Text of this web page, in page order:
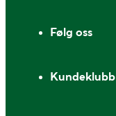
Følg oss
Kundeklubb